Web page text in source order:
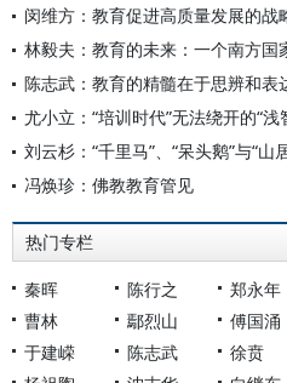
闵维方：教育促进高质量发展的战
林毅夫：教育的未来：一个南方国
陈志武：教育的精髓在于思辨和表
尤小立：“培训时代”无法绕开的“浅
刘云杉：“千里马”、“呆头鹅”与“山
冯焕珍：佛教教育管见
热门专栏
秦晖 陈行之 郑永年
曹林
鄢烈山 傅国涌
于建嵘
陈志武 徐贲